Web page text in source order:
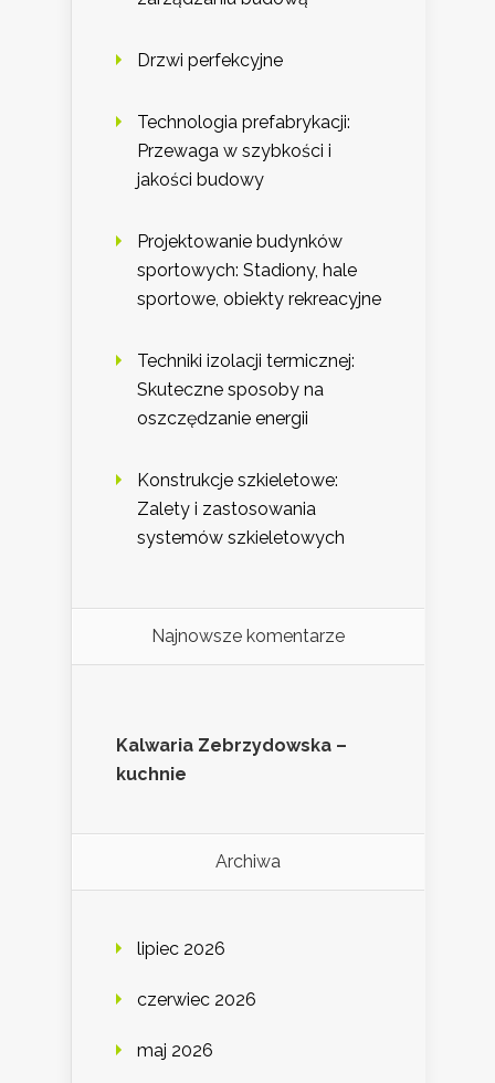
Drzwi perfekcyjne
Technologia prefabrykacji:
Przewaga w szybkości i
jakości budowy
Projektowanie budynków
sportowych: Stadiony, hale
sportowe, obiekty rekreacyjne
Techniki izolacji termicznej:
Skuteczne sposoby na
oszczędzanie energii
Konstrukcje szkieletowe:
Zalety i zastosowania
systemów szkieletowych
Najnowsze komentarze
Kalwaria Zebrzydowska –
kuchnie
Archiwa
lipiec 2026
czerwiec 2026
maj 2026